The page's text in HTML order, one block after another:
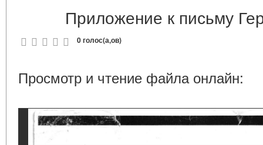
Приложение к письму
0 голос(а,ов)
Просмотр и чтение файла онлайн: